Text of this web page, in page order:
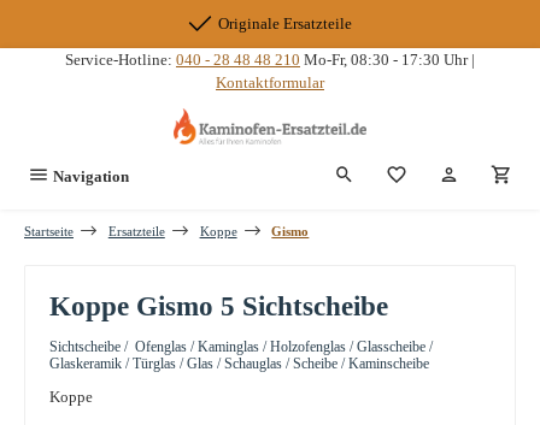
Originale Ersatzteile
Service-Hotline: 040 - 28 48 48 210 Mo-Fr, 08:30 - 17:30 Uhr |
Kontaktformular
Navigation Du hast 0
Startseite Ersatzteile Koppe Gismo
Koppe Gismo 5 Sichtscheibe
Sichtscheibe / Ofenglas / Kaminglas / Holzofenglas / Glasscheibe /
Glaskeramik / Türglas / Glas / Schauglas / Scheibe / Kaminscheibe
Koppe